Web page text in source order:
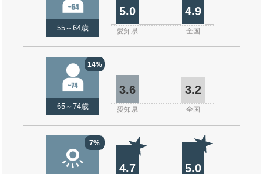
55～64歳
5.0 4.9
愛知県 全国
14%
65～74歳
3.6 3.2
愛知県 全国
7%
4.7 5.0